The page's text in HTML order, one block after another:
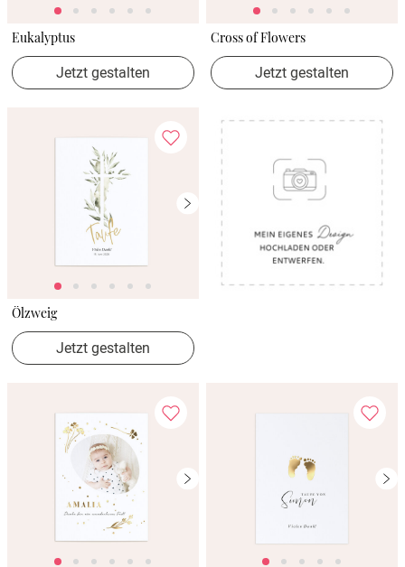
Eukalyptus
Jetzt gestalten
Cross of Flowers
Jetzt gestalten
Ölzweig
Jetzt gestalten